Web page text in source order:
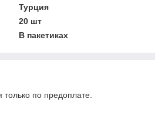
Турция
20 шт
В пакетиках
только по предоплате.